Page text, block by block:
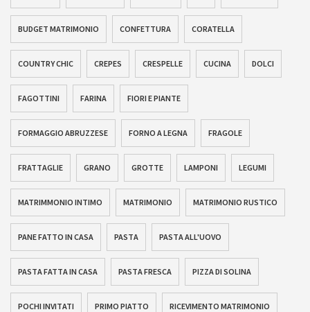
BUDGET MATRIMONIO CONFETTURA CORATELLA
COUNTRY CHIC CREPES CRESPELLE CUCINA DOLCI
FAGOTTINI FARINA FIORI E PIANTE
FORMAGGIO ABRUZZESE FORNO A LEGNA FRAGOLE
FRATTAGLIE GRANO GROTTE LAMPONI LEGUMI
MATRIMMONIO INTIMO MATRIMONIO MATRIMONIO RUSTICO
PANE FATTO IN CASA PASTA PASTA ALL'UOVO
PASTA FATTA IN CASA PASTA FRESCA PIZZA DI SOLINA
POCHI INVITATI PRIMO PIATTO RICEVIMENTO MATRIMONIO